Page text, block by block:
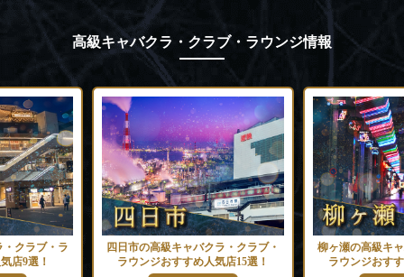
高級キャバクラ・クラブ・ラウンジ情報
クラブ・ラ
店9選！
四日市の高級キャバクラ・クラブ・
ラウンジおすすめ人気店15選！
柳ヶ瀬の高級キ
ラウンジおす